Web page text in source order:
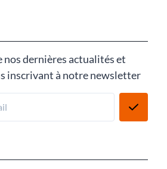
nos dernières actualités et
inscrivant à notre newsletter